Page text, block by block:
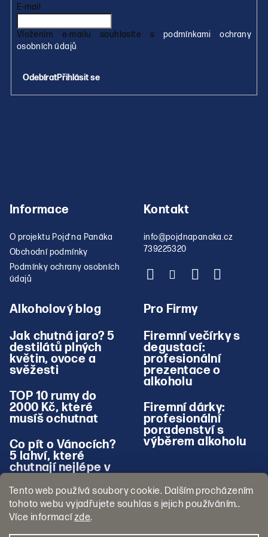
Tento web používá soubory cookie. Dalším procházením
tohoto webu vyjadřujete souhlas s jejich používáním..
Více informacízde.
v
p
E-mail
Vložením e-mailu souhlasíte s podmínkami ochrany
osobních údajů
Přihlásit se
Informace
O projektu Pojď na Panáka
Obchodní podmínky
Podmínky ochrany osobních
údajů
Kontakt
info@pojdnapanaka.cz
739225320
Alkoholový blog
Jak chutná jaro? 5
destilátů plných
květin, ovoce a
svěžesti
TOP 10 rumy do
2000 Kč, které
musíš ochutnat
Co pít o Vánocích?
5 lahví, které
chutnají nejlépe v
Pro Firmy
Firemní večírky s
degustací:
profesionální
prezentace o
alkoholu
Firemní dárky:
profesionální
poradenství s
výběrem alkoholu